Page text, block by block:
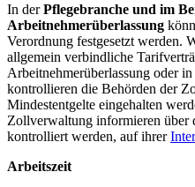
In derPflegebranche und im
Arbeitnehmerüberlassung
Verordnung festgesetzt werden.
allgemein verbindliche
Arbeitnehmerüberlassung oder
kontrollieren die Behörden der
Mindestentgelte eingehalten
Zollverwaltung informieren über
kontrolliert werden, auf ihrer
Arbeitszeit